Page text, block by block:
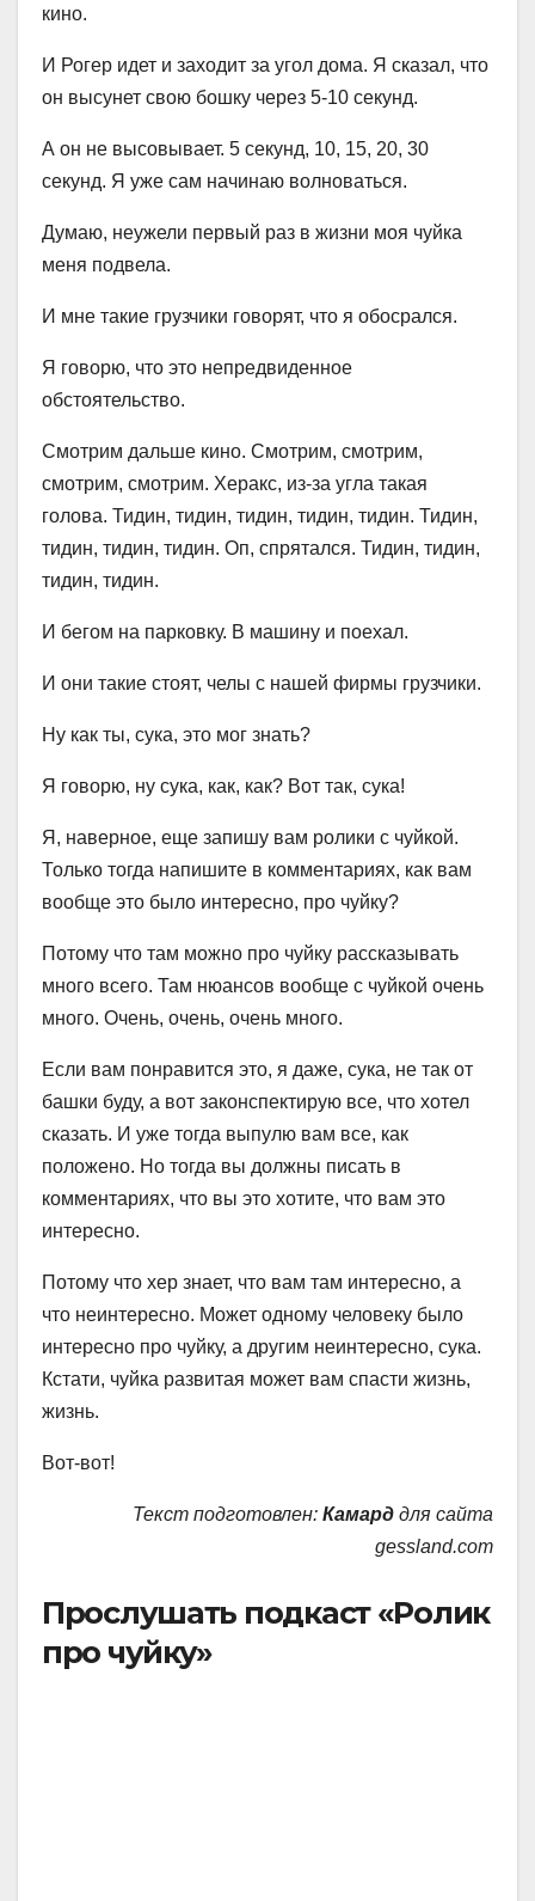
кино.
И Рогер идет и заходит за угол дома. Я сказал, что
он высунет свою бошку через 5-10 секунд.
А он не высовывает. 5 секунд, 10, 15, 20, 30
секунд. Я уже сам начинаю волноваться.
Думаю, неужели первый раз в жизни моя чуйка
меня подвела.
И мне такие грузчики говорят, что я обосрался.
Я говорю, что это непредвиденное
обстоятельство.
Смотрим дальше кино. Смотрим, смотрим,
смотрим, смотрим. Херакс, из-за угла такая
голова. Тидин, тидин, тидин, тидин, тидин. Тидин,
тидин, тидин, тидин. Оп, спрятался. Тидин, тидин,
тидин, тидин.
И бегом на парковку. В машину и поехал.
И они такие стоят, челы с нашей фирмы грузчики.
Ну как ты, сука, это мог знать?
Я говорю, ну сука, как, как? Вот так, сука!
Я, наверное, еще запишу вам ролики с чуйкой.
Только тогда напишите в комментариях, как вам
вообще это было интересно, про чуйку?
Потому что там можно про чуйку рассказывать
много всего. Там нюансов вообще с чуйкой очень
много. Очень, очень, очень много.
Если вам понравится это, я даже, сука, не так от
башки буду, а вот законспектирую все, что хотел
сказать. И уже тогда выпулю вам все, как
положено. Но тогда вы должны писать в
комментариях, что вы это хотите, что вам это
интересно.
Потому что хер знает, что вам там интересно, а
что неинтересно. Может одному человеку было
интересно про чуйку, а другим неинтересно, сука.
Кстати, чуйка развитая может вам спасти жизнь,
жизнь.
Вот-вот!
Текст подготовлен: Камард для сайта
gessland.com
Прослушать подкаст «Ролик
про чуйку»